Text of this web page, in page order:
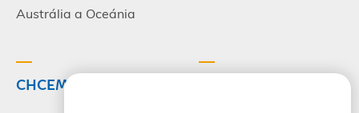
Austrália a Oceánia
CHCEM CESTOVAŤ